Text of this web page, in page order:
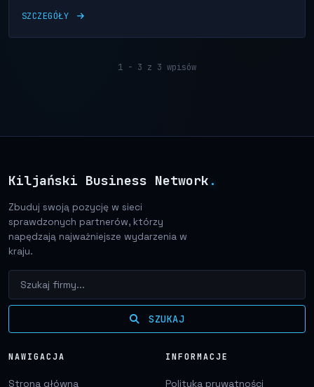
SZCZEGÓŁY
1 - 3 z 3 wpisów
Kiljański Business Network .
Zbuduj swoją pozycję w sieci
sprawdzonych partnerów, którzy
napędzają najważniejsze wydarzenia w
kraju.
SZUKAJ
NAWIGACJA
Strona główna
INFORMACJE
Polityka prywatności